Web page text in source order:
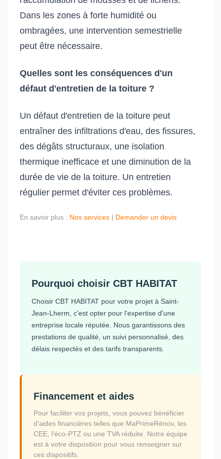
Dans les zones à forte humidité ou
ombragées, une intervention semestrielle
peut être nécessaire.
Quelles sont les conséquences d'un
défaut d'entretien de la toiture ?
Un défaut d'entretien de la toiture peut
entraîner des infiltrations d'eau, des fissures,
des dégâts structuraux, une isolation
thermique inefficace et une diminution de la
durée de vie de la toiture. Un entretien
régulier permet d'éviter ces problèmes.
En savoir plus : Nos services | Demander un devis
Pourquoi choisir CBT HABITAT
Choisir CBT HABITAT pour votre projet à Saint-
Jean-Lherm, c'est opter pour l'expertise d'une
entreprise locale réputée. Nous garantissons des
prestations de qualité, un suivi personnalisé, des
délais respectés et des tarifs transparents.
Financement et aides
Pour faciliter vos projets, vous pouvez bénéficier
d'aides financières telles que MaPrimeRénov, les
CEE, l'éco-PTZ ou une TVA réduite. Notre équipe
est à votre disposition pour vous renseigner sur
ces dispositifs.